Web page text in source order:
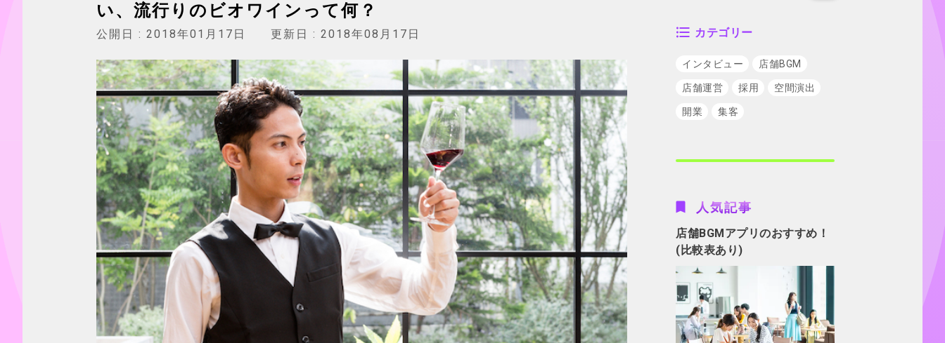
い、流行りのビオワインって何？
公開日 : 2018年01月17日 更新日 : 2018年08月17日 カテゴリー
インタビュー 店舗BGM
店舗運営 採用 空間演出
開業 集客
人気記事
店舗BGMアプリのおすすめ！
(比較表あり)